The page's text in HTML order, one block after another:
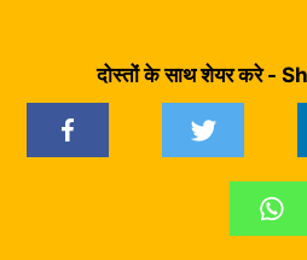
दोस्तों के साथ शेयर करे -